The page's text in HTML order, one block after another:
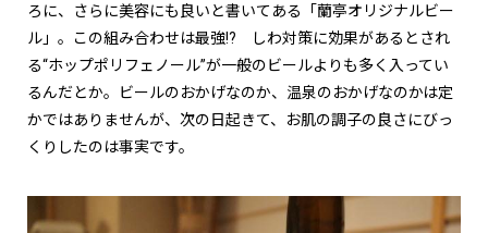
ろに、さらに美容にも良いと書いてある「蘭亭オリジナルビー
ル」。この組み合わせは最強!? しわ対策に効果があるとされ
る“ホップポリフェノール”が一般のビールよりも多く入ってい
るんだとか。ビールのおかげなのか、温泉のおかげなのかは定
かではありませんが、次の日起きて、お肌の調子の良さにびっ
くりしたのは事実です。